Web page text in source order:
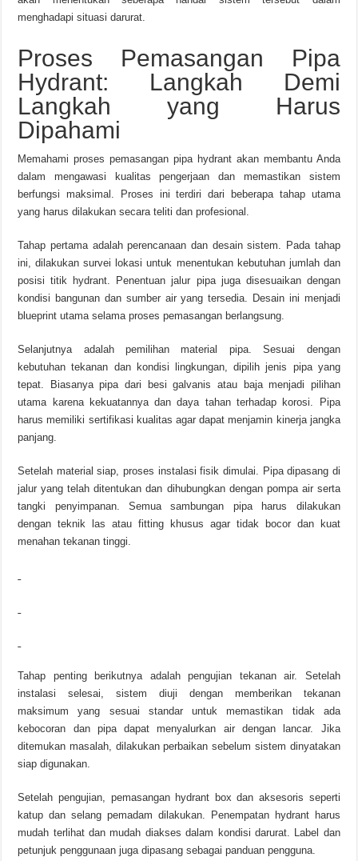
menghadapi situasi darurat.
Proses Pemasangan Pipa
Hydrant: Langkah Demi
Langkah yang Harus
Dipahami
Memahami proses pemasangan pipa hydrant akan membantu Anda
dalam mengawasi kualitas pengerjaan dan memastikan sistem
berfungsi maksimal. Proses ini terdiri dari beberapa tahap utama
yang harus dilakukan secara teliti dan profesional.
Tahap pertama adalah perencanaan dan desain sistem. Pada tahap
ini, dilakukan survei lokasi untuk menentukan kebutuhan jumlah dan
posisi titik hydrant. Penentuan jalur pipa juga disesuaikan dengan
kondisi bangunan dan sumber air yang tersedia. Desain ini menjadi
blueprint utama selama proses pemasangan berlangsung.
Selanjutnya adalah pemilihan material pipa. Sesuai dengan
kebutuhan tekanan dan kondisi lingkungan, dipilih jenis pipa yang
tepat. Biasanya pipa dari besi galvanis atau baja menjadi pilihan
utama karena kekuatannya dan daya tahan terhadap korosi. Pipa
harus memiliki sertifikasi kualitas agar dapat menjamin kinerja jangka
panjang.
Setelah material siap, proses instalasi fisik dimulai. Pipa dipasang di
jalur yang telah ditentukan dan dihubungkan dengan pompa air serta
tangki penyimpanan. Semua sambungan pipa harus dilakukan
dengan teknik las atau fitting khusus agar tidak bocor dan kuat
menahan tekanan tinggi.
Tahap penting berikutnya adalah pengujian tekanan air. Setelah
instalasi selesai, sistem diuji dengan memberikan tekanan
maksimum yang sesuai standar untuk memastikan tidak ada
kebocoran dan pipa dapat menyalurkan air dengan lancar. Jika
ditemukan masalah, dilakukan perbaikan sebelum sistem dinyatakan
siap digunakan.
Setelah pengujian, pemasangan hydrant box dan aksesoris seperti
katup dan selang pemadam dilakukan. Penempatan hydrant harus
mudah terlihat dan mudah diakses dalam kondisi darurat. Label dan
petunjuk penggunaan juga dipasang sebagai panduan pengguna.